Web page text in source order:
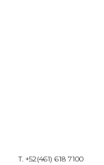
T. +52(461) 618 7100